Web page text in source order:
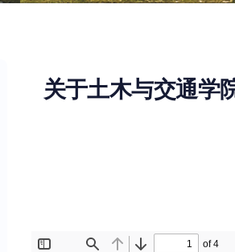
关于土木与交通学